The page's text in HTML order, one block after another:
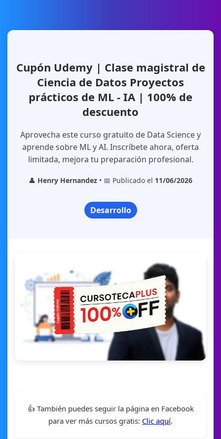
Cupón Udemy | Clase magistral de
Ciencia de Datos Proyectos
prácticos de ML - IA | 100% de
descuento
Aprovecha este curso gratuito de Data Science y
aprende sobre ML y AI. Inscríbete ahora, oferta
limitada, mejora tu preparación profesional.
👤 Henry Hernandez • 📅 Publicado el 11/06/2026
Desarrollo
👍 También puedes seguir la página en Facebook
para ver más cursos gratis: Clic aquí.